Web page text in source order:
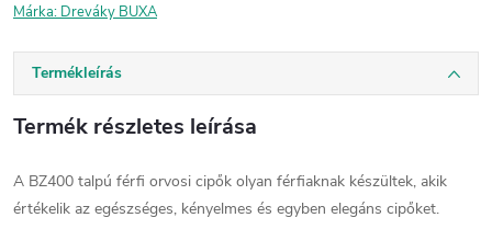
Márka: Dreváky BUXA
Termékleírás
Termék részletes leírása
A BZ400 talpú férfi orvosi cipők olyan férfiaknak készültek, akik
értékelik az egészséges, kényelmes és egyben elegáns cipőket.